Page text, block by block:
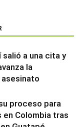
salió a una cita y
la
proceso para
en Colombia tras